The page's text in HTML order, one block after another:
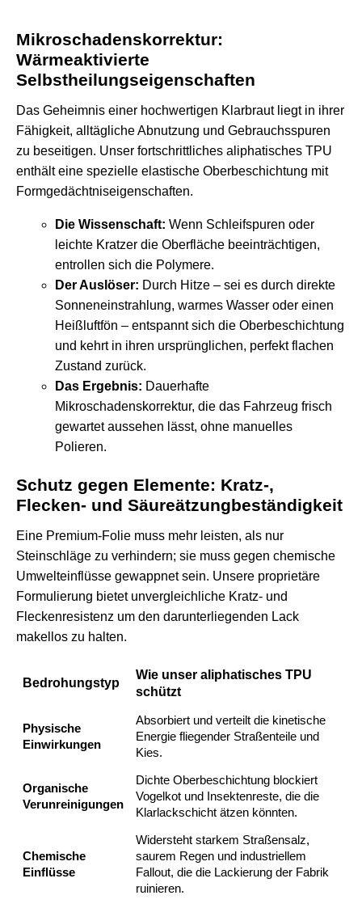
Mikroschadenskorrektur:
Wärmeaktivierte
Selbstheilungseigenschaften
Das Geheimnis einer hochwertigen Klarbraut liegt in ihrer
Fähigkeit, alltägliche Abnutzung und Gebrauchsspuren
zu beseitigen. Unser fortschrittliches aliphatisches TPU
enthält eine spezielle elastische Oberbeschichtung mit
Formgedächtniseigenschaften.
Die Wissenschaft: Wenn Schleifspuren oder
leichte Kratzer die Oberfläche beeinträchtigen,
entrollen sich die Polymere.
Der Auslöser: Durch Hitze – sei es durch direkte
Sonneneinstrahlung, warmes Wasser oder einen
Heißluftfön – entspannt sich die Oberbeschichtung
und kehrt in ihren ursprünglichen, perfekt flachen
Zustand zurück.
Das Ergebnis: Dauerhafte
Mikroschadenskorrektur, die das Fahrzeug frisch
gewartet aussehen lässt, ohne manuelles
Polieren.
Schutz gegen Elemente: Kratz-,
Flecken- und Säureätzungbeständigkeit
Eine Premium-Folie muss mehr leisten, als nur
Steinschläge zu verhindern; sie muss gegen chemische
Umwelteinflüsse gewappnet sein. Unsere proprietäre
Formulierung bietet unvergleichliche Kratz- und
Fleckenresistenz um den darunterliegenden Lack
makellos zu halten.
Bedrohungstyp
Wie unser aliphatisches TPU
schützt
Physische
Einwirkungen
Absorbiert und verteilt die kinetische
Energie fliegender Straßenteile und
Kies.
Organische
Verunreinigungen
Dichte Oberbeschichtung blockiert
Vogelkot und Insektenreste, die die
Klarlackschicht ätzen könnten.
Chemische
Einflüsse
Widersteht starkem Straßensalz,
saurem Regen und industriellem
Fallout, die die Lackierung der Fabrik
ruinieren.